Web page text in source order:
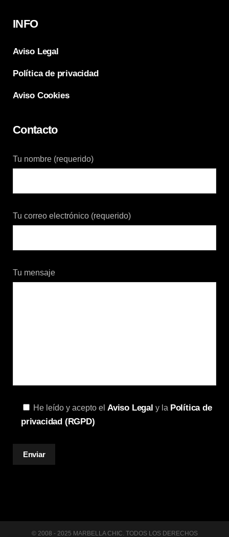
INFO
Aviso Legal
Política de privacidad
Aviso Cookies
Contacto
Tu nombre (requerido)
Tu correo electrónico (requerido)
Tu mensaje
He leído y acepto el Aviso Legal y la Política de
privacidad (RGPD)
© 2008 - 2025 MARBELLA CHIC. TODOS LOS DERECHOS